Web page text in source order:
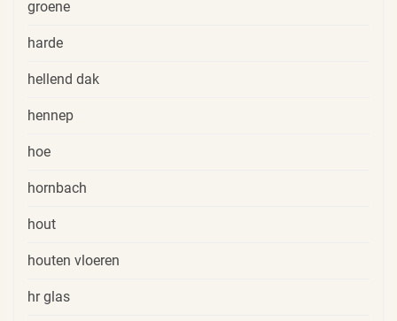
groene
harde
hellend dak
hennep
hoe
hornbach
hout
houten vloeren
hr glas